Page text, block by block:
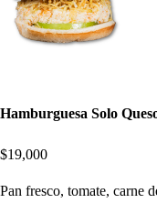
Hamburguesa Solo
$19,000
Pan fresco, tomate, carne